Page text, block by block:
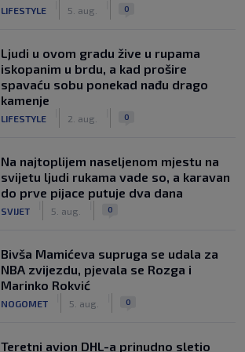
LIFESTYLE 5. aug. 0
Ljudi u ovom gradu žive u rupama
iskopanim u brdu, a kad prošire
spavaću sobu ponekad nađu drago
kamenje
LIFESTYLE 2. aug. 0
Na najtoplijem naseljenom mjestu na
svijetu ljudi rukama vade so, a karavan
do prve pijace putuje dva dana
SVIJET 5. aug. 0
Bivša Mamićeva supruga se udala za
NBA zvijezdu, pjevala se Rozga i
Marinko Rokvić
NOGOMET 5. aug. 0
Teretni avion DHL-a prinudno sletio